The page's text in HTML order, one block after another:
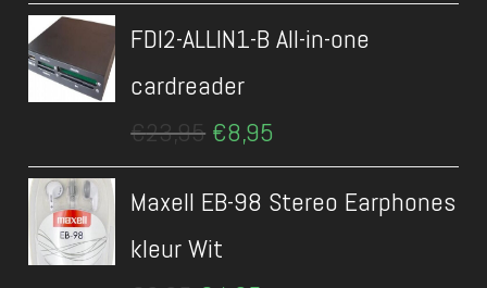
€13,99.
€6,45.
FDI2-ALLIN1-B All-in-one
cardreader
€23,95 Oorspronkelijke
prijs
€23,95.
€8,95
€8,95.
Maxell EB-98 Stereo Earphones
kleur Wit
Oorspronkelijke